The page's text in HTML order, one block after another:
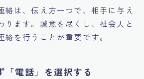
絡は、伝え方一つで、相手に与え
ります。誠意を尽くし、社会人と
絡を行うことが重要です。
「電話」を選択する